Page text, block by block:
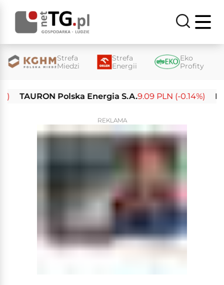
Strefa
Miedzi
Strefa
Energii
Eko
Profity
TAURON Polska Energia S.A. 9.09 PLN (-0.14%) Enea
REKLAMA